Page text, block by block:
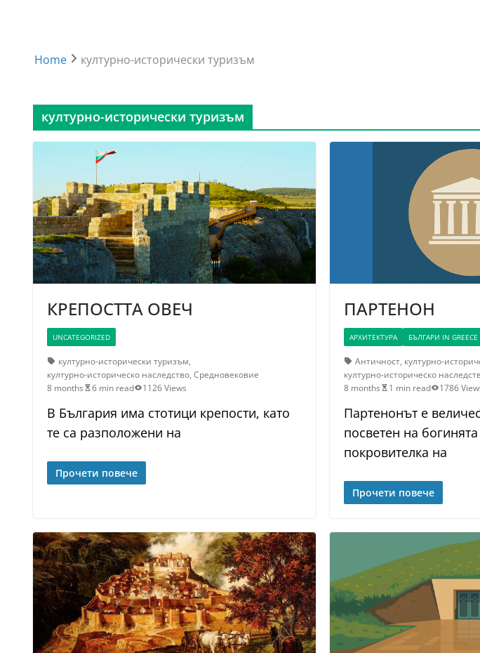
Home културно-исторически туризъм
културно-исторически туризъм
КРЕПОСТТА ОВЕЧ
UNCATEGORIZED
културно-исторически туризъм,
културно-историческо наследство, Средновековие
8 months
6 min read 1126 Views
В България има стотици крепости, като
те са разположени на
Прочети повече
ПАРТЕНОН
АРХИТЕКТУРА БЪЛГАРИ IN GREECE
Античност, културно-
културно-историческо
8 months
1 min read 1786
Партенонът е
посветен на
покровителка на
Прочети повече